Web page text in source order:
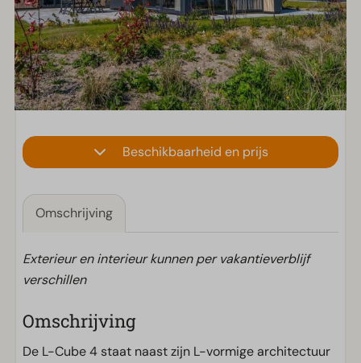
Beschikbaarheid en prijs
Omschrijving
Exterieur en interieur kunnen per vakantieverblijf
verschillen
Omschrijving
De L-Cube 4 staat naast zijn L-vormige architectuur